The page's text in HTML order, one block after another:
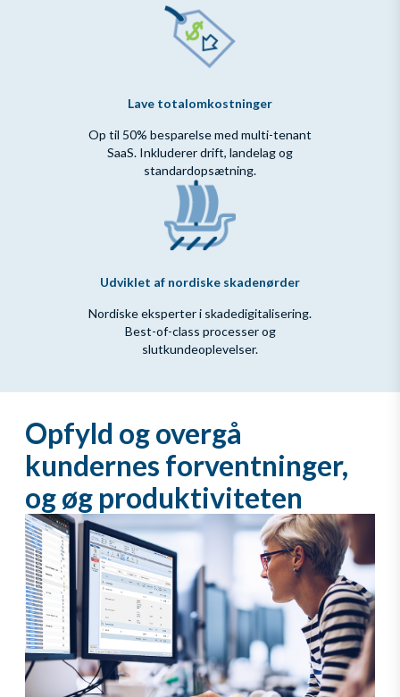
Lave totalomkostninger
Op til 50% besparelse med multi-tenant
SaaS. Inkluderer drift, landelag og
standardopsætning.
Udviklet af nordiske skadenørder
Nordiske eksperter i skadedigitalisering.
Best-of-class processer og
slutkundeoplevelser.
Opfyld og overgå
kundernes forventninger,
og øg produktiviteten